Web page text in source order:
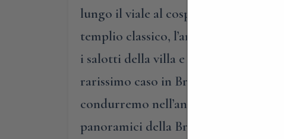
lungo il viale al cospetto della
templio classico, l’antica fontana al
i salotti della villa e i rustici da
rarissimo caso in Brianza, e i grandi
condurremo nell’angolo più
panoramici della Brianza. Da qui, lo